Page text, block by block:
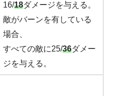
16/18ダメージを与える。
敵がバーンを有している
場合、
すべての敵に25/36ダメー
ジを与える。